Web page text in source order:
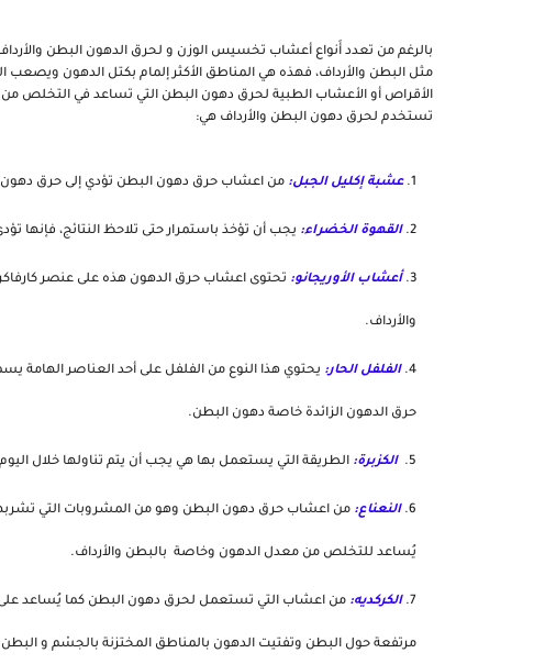
تستخدم لحرق دهون البطن والأرداف هي:
عشبة إكليل الجبل: من اعشاب حرق دهون البطن تؤدي إلى حرق دهون
القهوة الخضراء: يجب أن تؤخذ باستمرار حتى تلاحظ النتائج،
أعشاب الأوريجانو:
والأرداف.
الفلفل الحار:
حرق الدهون الزائدة خاصة دهون البطن.
الكزبرة: الطريقة التي يستعمل بها هي يجب أن يتم تناولها خلال
النعناع:
يُساعد للتخلص من معدل الدهون وخاصة  بالبطن والأرداف.
الكركديه:
مرتفعة حول البطن وتفتيت الدهون بالمناطق المختزنة بالجسْم و